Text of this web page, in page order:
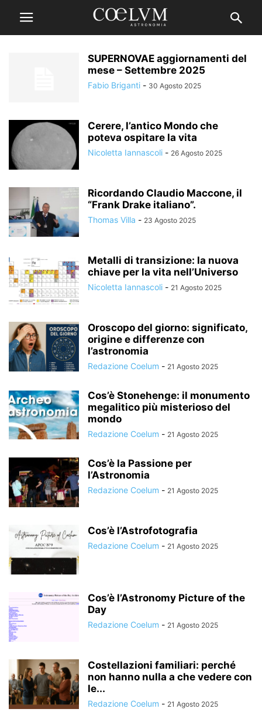
SUPERNOVAE aggiornamenti del
mese – Settembre 2025
Fabio Briganti - 30 Agosto 2025
Cerere, l’antico Mondo che
poteva ospitare la vita
Nicoletta Iannascoli - 26 Agosto 2025
Ricordando Claudio Maccone, il
“Frank Drake italiano”.
Thomas Villa - 23 Agosto 2025
Metalli di transizione: la nuova
chiave per la vita nell’Universo
Nicoletta Iannascoli - 21 Agosto 2025
Oroscopo del giorno: significato,
origine e differenze con
l’astronomia
Redazione Coelum - 21 Agosto 2025
Cos’è Stonehenge: il monumento
megalitico più misterioso del
mondo
Redazione Coelum - 21 Agosto 2025
Cos’è la Passione per
l’Astronomia
Redazione Coelum - 21 Agosto 2025
Cos’è l’Astrofotografia
Redazione Coelum - 21 Agosto 2025
Cos’è l’Astronomy Picture of the
Day
Redazione Coelum - 21 Agosto 2025
Costellazioni familiari: perché
non hanno nulla a che vedere con
le...
Redazione Coelum - 21 Agosto 2025